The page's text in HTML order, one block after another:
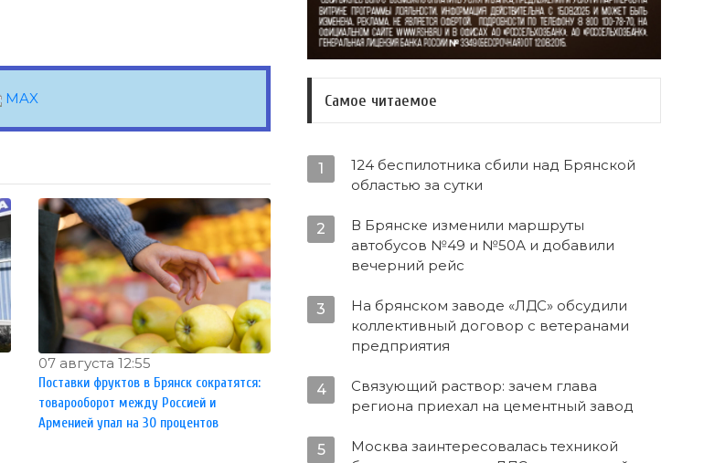
MAX
07 августа 12:55
Поставки фруктов в Брянск сократятся:
товарооборот между Россией и
Арменией упал на 30 процентов
Самое читаемое
1
124 беспилотника сбили над Брянской
областью за сутки
2
В Брянске изменили маршруты
автобусов №49 и №50А и добавили
вечерний рейс
3
На брянском заводе «ЛДС» обсудили
коллективный договор с ветеранами
предприятия
4
Связующий раствор: зачем глава
региона приехал на цементный завод
5
Москва заинтересовалась техникой